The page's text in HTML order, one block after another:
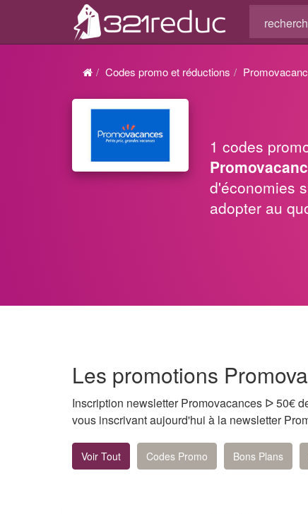
Codes promo et réductions
1 codes
d'économies
adopter au
Les promotions
Inscription newsletter Promovacances ᐅ 50€
vous inscrivant aujourd'hui à la newsletter
Voir Tout Codes Promo Bons Plans